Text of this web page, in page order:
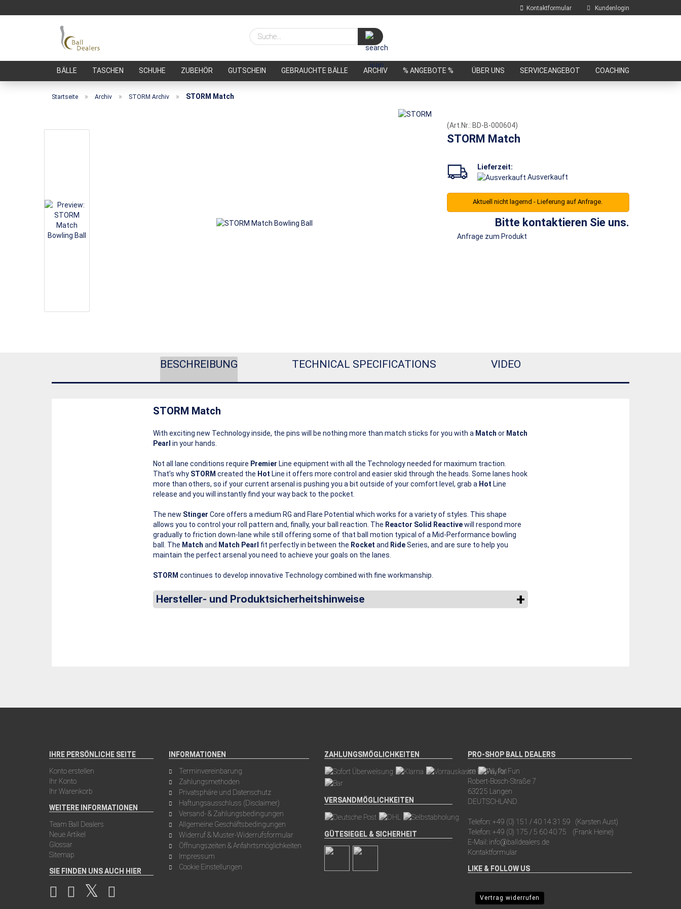
Kontaktformular Kundenlogin
E-Mail
Passwort vergessen?
Suche...
BÄLLE TASCHEN SCHUHE ZUBEHÖR GUTSCHEIN GEBRAUCHTE BÄLLE ARCHIV % ANGEBOTE % ÜBER UNS SERVICEANGEBOT COACHING
Startseite » Archiv » STORM Archiv » STORM Match
(Art.Nr.: BD-B-000604)
STORM Match
Lieferzeit:
Ausverkauft
Aktuell nicht lagernd - Lieferung auf Anfrage.
Bitte kontaktieren Sie uns.
Anfrage zum Produkt
BESCHREIBUNG TECHNICAL SPECIFICATIONS VIDEO
STORM Match
With exciting new Technology inside, the pins will be nothing more than match sticks for you with a Match or Match
Pearl in your hands.
Not all lane conditions require Premier Line equipment with all the Technology needed for maximum traction.
That’s why STORM created the Hot Line it offers more control and easier skid through the heads. Some lanes hook
more than others, so if your current arsenal is pushing you a bit outside of your comfort level, grab a Hot Line
release and you will instantly find your way back to the pocket.
The new Stinger Core offers a medium RG and Flare Potential which works for a variety of styles. This shape
allows you to control your roll pattern and, finally, your ball reaction. The Reactor Solid Reactivewill respond more
gradually to friction down-lane while still offering some of that ball motion typical of a Mid-Performance bowling
ball. The Match and Match Pearl fit perfectly in between the Rocket and RideSeries, and are sure to help you
maintain the perfect arsenal you need to achieve your goals on the lanes.
STORM continues to develop innovative Technology combined with fine workmanship.
Hersteller- und Produktsicherheitshinweise
IHRE PERSÖNLICHE SEITE
Konto erstellen
Ihr Konto
Ihr Warenkorb
WEITERE INFORMATIONEN
Team Ball Dealers
Neue Artikel
Glossar
Sitemap
SIE FINDEN UNS AUCH HIER
INFORMATIONEN
Terminvereinbarung
Zahlungsmethoden
Privatsphäre und Datenschutz
Haftungsausschluss (Disclaimer)
Versand- & Zahlungsbedingungen
Allgemeine Geschäftsbedingungen
Widerruf & Muster-Widerrufsformular
Öffnungszeiten & Anfahrtsmöglichkeiten
Impressum
Cookie Einstellungen
ZAHLUNGSMÖGLICHKEITEN
VERSANDMÖGLICHKEITEN
GÜTESIEGEL & SICHERHEIT
PRO-SHOP BALL DEALERS
im BOWL for Fun
Robert-Bosch-Straße 7
63225 Langen
DEUTSCHLAND
Telefon:+49 (0) 151 / 40 14 31 59
(Karsten Aust)
Telefon:+49 (0) 175 / 5 60 40 75
(Frank Heine)
E-Mail: info@balldealers.de
Kontaktformular
LIKE & FOLLOW US
Vertrag widerrufen